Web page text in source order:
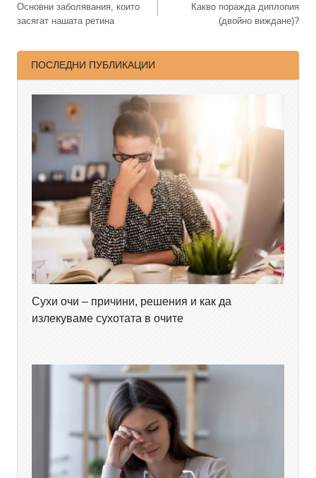
Основни заболявания, които
засягат нашата ретина
Какво поражда диплопия
(двойно виждане)?
ПОСЛЕДНИ ПУБЛИКАЦИИ
Сухи очи – причини, решения и как да
излекуваме сухотата в очите